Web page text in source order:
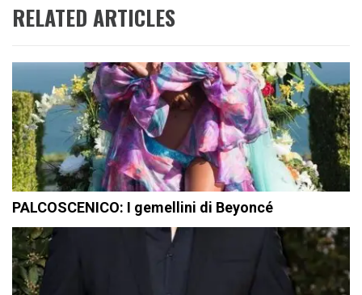
RELATED ARTICLES
PALCOSCENICO: I gemellini di Beyoncé